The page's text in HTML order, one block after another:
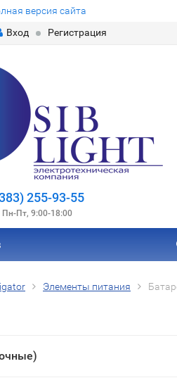
версия сайта
Вход
Регистрация
255-93-55
Пн-Пт, 9:00-18:00
Элементы питания